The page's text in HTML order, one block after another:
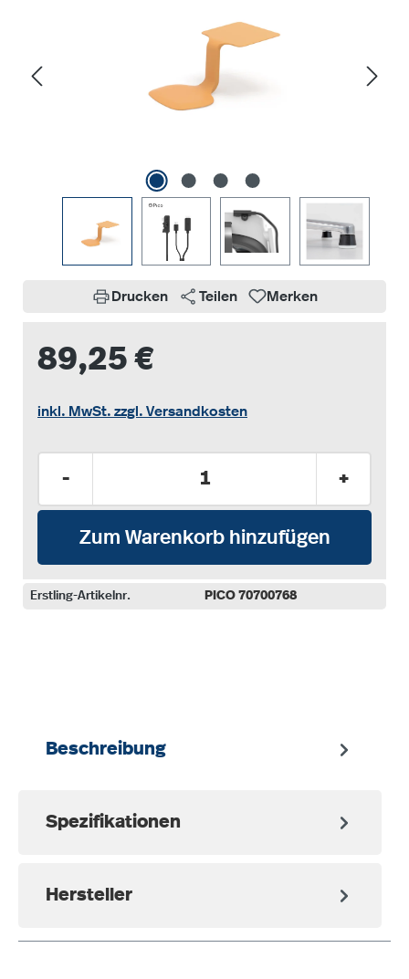
Drucken Teilen Merken
89,25 €
inkl. MwSt. zzgl. Versandkosten
- +
Zum Warenkorb hinzufügen
Erstling-Artikelnr. PICO 70700768
Beschreibung
Spezifikationen
Hersteller